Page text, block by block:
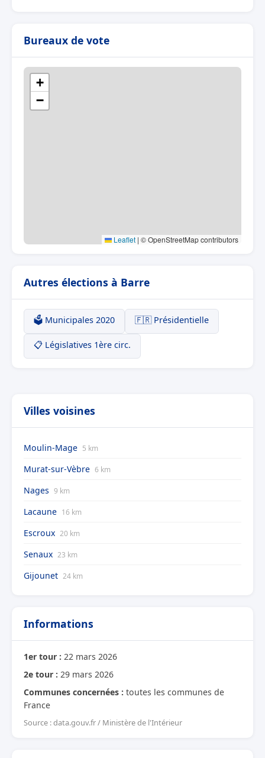
Bureaux de vote
+
−
Leaflet | © OpenStreetMap contributors
Autres élections à Barre
🗳️ Municipales 2020 🇫🇷 Présidentielle
📋 Législatives 1ère circ.
Villes voisines
Moulin-Mage 5 km
Murat-sur-Vèbre 6 km
Nages 9 km
Lacaune 16 km
Escroux 20 km
Senaux 23 km
Gijounet 24 km
Informations
1er tour : 22 mars 2026
2e tour : 29 mars 2026
Communes concernées : toutes les communes de
France
Source : data.gouv.fr / Ministère de l'Intérieur